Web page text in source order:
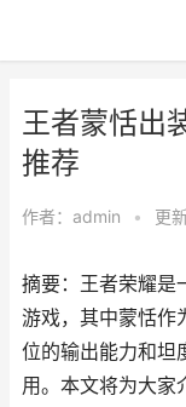
王者蒙恬出
推荐
作者： admin • 更
摘要：王者荣耀是
游戏，其中蒙恬作
位的输出能力和坦
用。本文将为大家